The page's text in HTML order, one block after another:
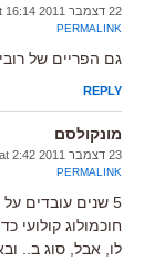
22 דצמבר 2011 at 16:14
PERMALINK
גם הפריים של
REPLY
מונקולסם
23 דצמבר 2011 at 2:42
PERMALINK
5 שנים עובדים
חוכמולוג
לו, אבל, סוג ב..